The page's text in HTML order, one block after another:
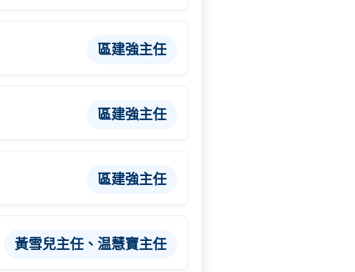
區建強主任
區建強主任
區建強主任
黃雪兒主任、温慧寶主任